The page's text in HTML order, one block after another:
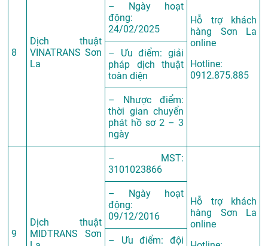
8
Dịch thuật
VINATRANS Sơn
La
Hỗ trợ khách
hàng Sơn La
online
Hotline:
0912.875.885
– Ngày hoạt
động:
24/02/2025
– Ưu điểm: giải
pháp dịch thuật
toàn diện
– Nhược điểm:
thời gian chuyển
phát hồ sơ 2 – 3
ngày
9
Dịch thuật
MIDTRANS Sơn
– MST:
3101023866
Hỗ trợ khách
hàng Sơn La
online
– Ngày hoạt
động:
09/12/2016
– Ưu điểm: đội